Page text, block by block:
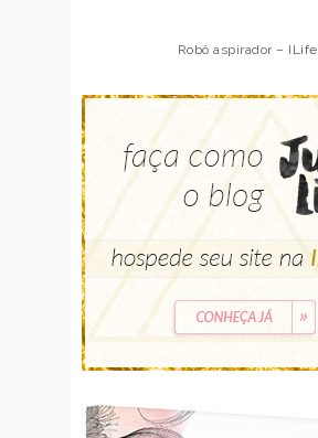
Robô aspirador – ILife